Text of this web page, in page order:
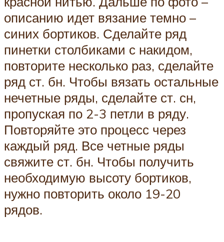
описанию идет вязание темно –
синих бортиков. Сделайте ряд
пинетки столбиками с накидом,
повторите несколько раз, сделайте
ряд ст. бн. Чтобы вязать остальные
нечетные ряды, сделайте ст. сн,
пропуская по 2-3 петли в ряду.
Повторяйте это процесс через
каждый ряд. Все четные ряды
свяжите ст. бн. Чтобы получить
необходимую высоту бортиков,
нужно повторить около 19-20
рядов.